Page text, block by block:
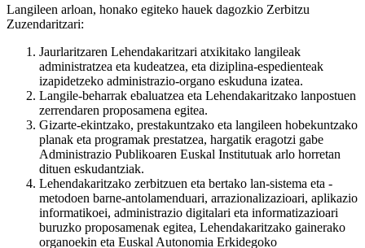
Langileen arloan, honako egiteko hauek dagozkio Zerbitzu
Zuzendaritzari:
Jaurlaritzaren Lehendakaritzari atxikitako langileak
administratzea eta kudeatzea, eta diziplina-espedienteak
izapidetzeko administrazio-organo eskuduna izatea.
Langile-beharrak ebaluatzea eta Lehendakaritzako lanpostuen
zerrendaren proposamena egitea.
Gizarte-ekintzako, prestakuntzako eta langileen hobekuntzako
planak eta programak prestatzea, hargatik eragotzi gabe
Administrazio Publikoaren Euskal Institutuak arlo horretan
dituen eskudantziak.
Lehendakaritzako zerbitzuen eta bertako lan-sistema eta -
metodoen barne-antolamenduari, arrazionalizazioari, aplikazio
informatikoei, administrazio digitalari eta informatizazioari
buruzko proposamenak egitea, Lehendakaritzako gainerako
organoekin eta Euskal Autonomia Erkidegoko